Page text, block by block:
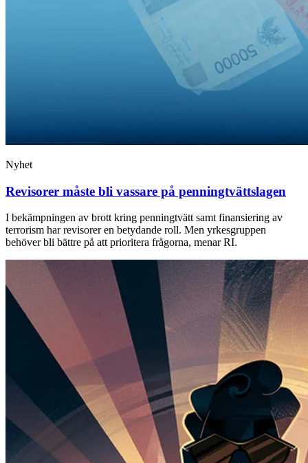
Nyhet
Revisorer måste bli vassare på penningtvättslagen
I bekämpningen av brott kring penningtvätt samt finansiering av
terrorism har revisorer en betydande roll. Men yrkesgruppen
behöver bli bättre på att prioritera frågorna, menar RI.